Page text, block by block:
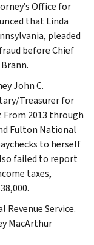
Office for
that Linda
pleaded
before Chief
John C.
Treasurer for
From 2013 through
Fulton National
to herself
failed to report
taxes,
Service.
MacArthur